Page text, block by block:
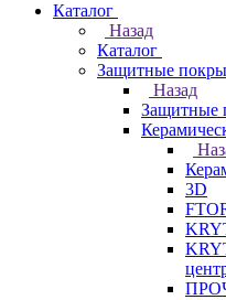
Каталог
Назад
Каталог
Защитные
Назад
Защитные
3D